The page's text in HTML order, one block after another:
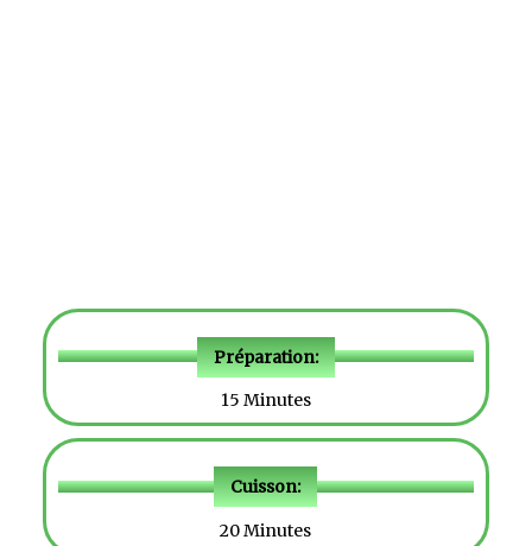
Préparation:
15 Minutes
Cuisson:
20 Minutes